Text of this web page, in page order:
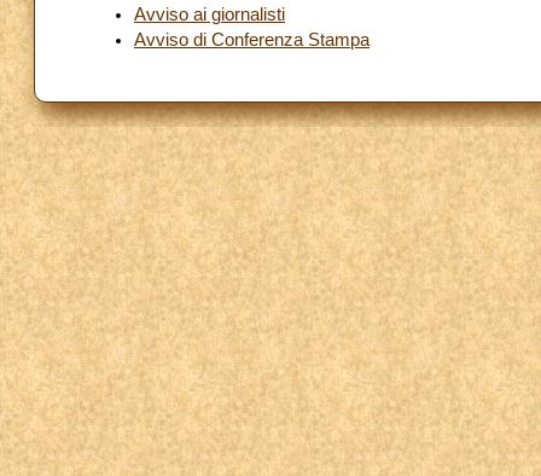
Avviso ai giornalisti
Avviso di Conferenza Stampa